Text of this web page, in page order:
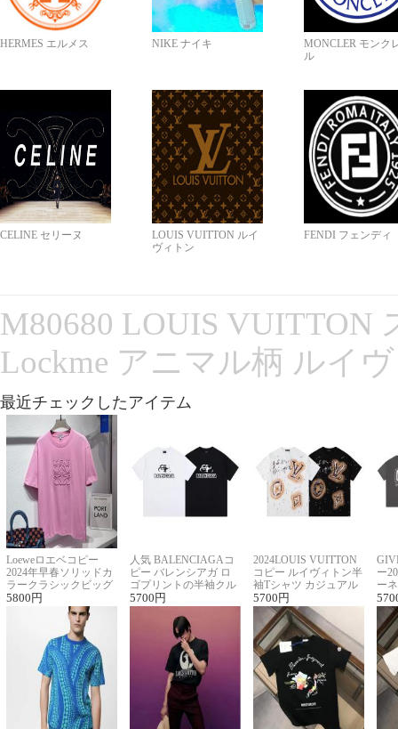
HERMES エルメス NIKE ナイキ
MONCLER モンク
ル
CELINE セリーヌ
LOUIS VUITTON ルイ
ヴィトン
FENDI フェンディ
M80680 LOUIS VUITTON
Lockme アニマル柄 ルイ
最近チェックしたアイテム
Loeweロエベコピー
2024年早春ソリッドカ
ラークラシックビッグ
ロゴ刺繍Tシャツ
5800 円
人気 BALENCIAGAコ
ピー バレンシアガ ロ
ゴプリントの半袖クル
ーネックTシャツ
5700 円
2024LOUIS VUITTON
コピー ルイヴィトン半
袖Tシャツ カジュアル
に馴染む 2色展開
5700 円
ー
ー
ー